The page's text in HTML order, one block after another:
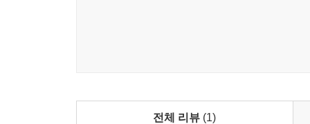
버섯_표고버섯볶음
전체 리뷰 (1)